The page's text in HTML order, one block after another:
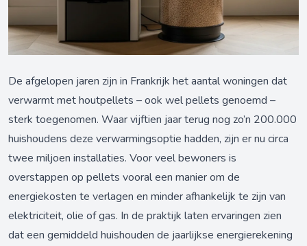
De afgelopen jaren zijn in Frankrijk het aantal woningen dat
verwarmt met houtpellets – ook wel pellets genoemd –
sterk toegenomen. Waar vijftien jaar terug nog zo’n 200.000
huishoudens deze verwarmingsoptie hadden, zijn er nu circa
twee miljoen installaties. Voor veel bewoners is
overstappen op pellets vooral een manier om de
energiekosten te verlagen en minder afhankelijk te zijn van
elektriciteit, olie of gas. In de praktijk laten ervaringen zien
dat een gemiddeld huishouden de jaarlijkse energierekening